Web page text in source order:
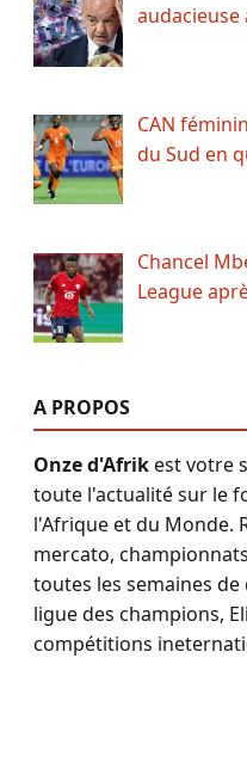
audacieuse
CAN
du Sud en
Chancel
League
A PROPOS
Onze d'Afrikest votre
toute l'actualité sur le
l'Afrique et du Monde.
mercato,
toutes les semaines
ligue des champions,
compétitions